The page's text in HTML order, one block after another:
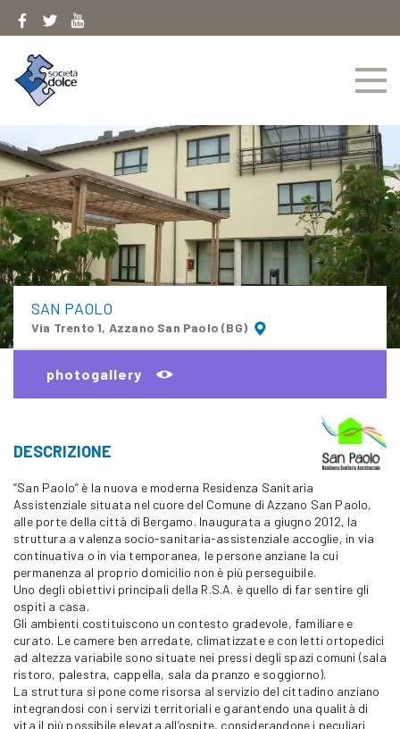
SAN PAOLO
Via Trento 1, Azzano San Paolo (BG)
photogallery
DESCRIZIONE
“San Paolo” è la nuova e moderna Residenza Sanitaria
Assistenziale situata nel cuore del Comune di Azzano San Paolo,
alle porte della città di Bergamo. Inaugurata a giugno 2012, la
struttura a valenza socio-sanitaria-assistenziale accoglie, in via
continuativa o in via temporanea, le persone anziane la cui
permanenza al proprio domicilio non è più perseguibile.
Uno degli obiettivi principali della R.S.A. è quello di far sentire gli
ospiti a casa.
Gli ambienti costituiscono un contesto gradevole, familiare e
curato. Le camere ben arredate, climatizzate e con letti ortopedici
ad altezza variabile sono situate nei pressi degli spazi comuni (sala
ristoro, palestra, cappella, sala da pranzo e soggiorno).
La struttura si pone come risorsa al servizio del cittadino anziano
integrandosi con i servizi territoriali e garantendo una qualità di
vita il più possibile elevata all’ospite, considerandone i peculiari